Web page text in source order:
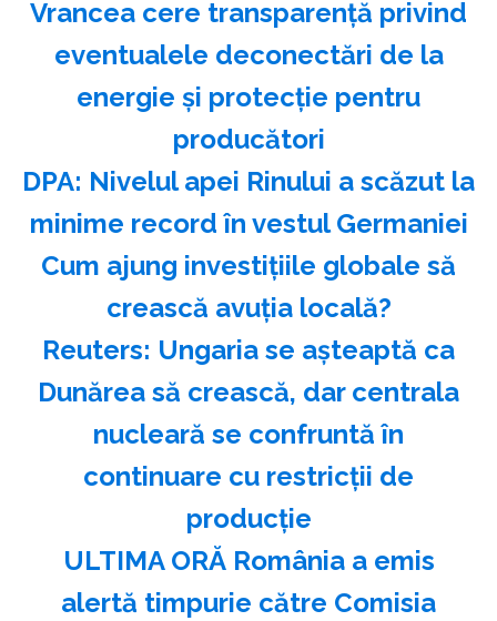
Vrancea cere transparenţă privind
eventualele deconectări de la
energie şi protecţie pentru
producători
DPA: Nivelul apei Rinului a scăzut la
minime record în vestul Germaniei
Cum ajung investițiile globale să
crească avuția locală?
Reuters: Ungaria se aşteaptă ca
Dunărea să crească, dar centrala
nucleară se confruntă în
continuare cu restricţii de
producţie
ULTIMA ORĂ România a emis
alertă timpurie către Comisia